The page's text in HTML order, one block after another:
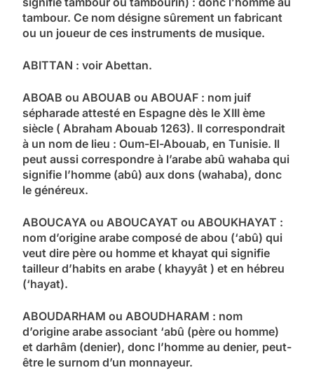
tambour. Ce nom désigne sûrement un fabricant
ou un joueur de ces instruments de musique.
ABITTAN : voir Abettan.
ABOAB ou ABOUAB ou ABOUAF : nom juif
sépharade attesté en Espagne dès le XIII ème
siècle ( Abraham Abouab 1263). Il correspondrait
à un nom de lieu : Oum-El-Abouab, en Tunisie. Il
peut aussi correspondre à l’arabe abû wahaba qui
signifie l’homme (abû) aux dons (wahaba), donc
le généreux.
ABOUCAYA ou ABOUCAYAT ou ABOUKHAYAT :
nom d’origine arabe composé de abou (‘abû) qui
veut dire père ou homme et khayat qui signifie
tailleur d’habits en arabe ( khayyât ) et en hébreu
(‘hayat).
ABOUDARHAM ou ABOUDHARAM : nom
d’origine arabe associant ‘abû (père ou homme)
et darhâm (denier), donc l’homme au denier, peut-
être le surnom d’un monnayeur.